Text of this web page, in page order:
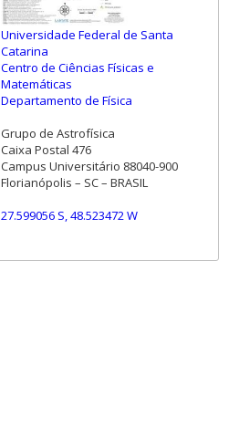
Universidade Federal de Santa
Catarina
Centro de Ciências Físicas e
Matemáticas
Departamento de Física
Grupo de Astrofísica
Caixa Postal 476
Campus Universitário 88040-900
Florianópolis – SC – BRASIL
27.599056 S, 48.523472 W